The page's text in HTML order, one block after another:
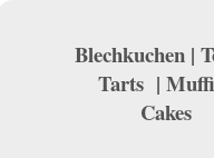
Blechkuchen |
Tarts |
Cakes